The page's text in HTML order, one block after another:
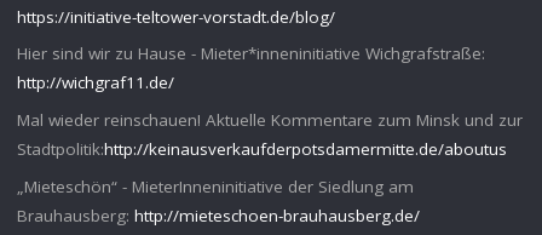
https://initiative-teltower-vorstadt.de/blog/
Hier sind wir zu Hause - Mieter*inneninitiative Wichgrafstraße:
http://wichgraf11.de/
Mal wieder reinschauen! Aktuelle Kommentare zum Minsk und zur
Stadtpolitik:http://keinausverkaufderpotsdamermitte.de/aboutus
„Mieteschön“ - MieterInneninitiative der Siedlung am
Brauhausberg: http://mieteschoen-brauhausberg.de/